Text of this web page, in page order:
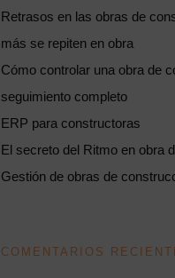
Retrasos en las obras de
más se repiten en obra
Cómo controlar una obra de
seguimiento completo
ERP para constructoras
El secreto del Ritmo en obra
Gestión de obras de
COMENTARIOS